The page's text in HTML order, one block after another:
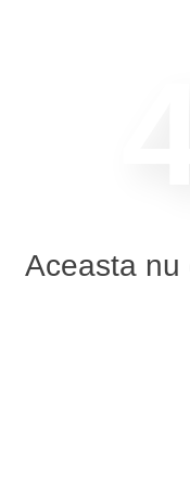
Aceasta nu